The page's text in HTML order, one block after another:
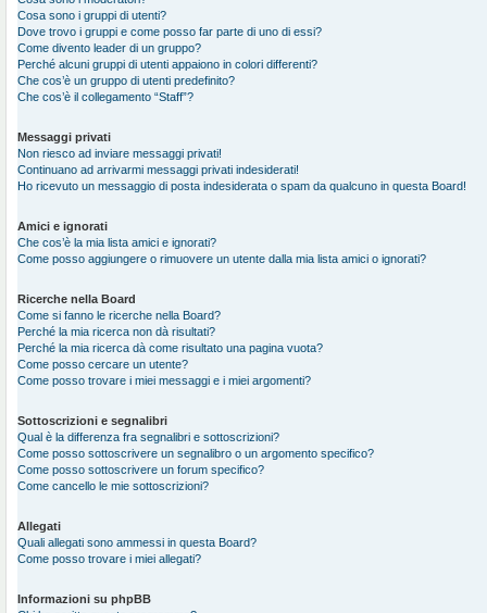
Cosa sono i gruppi di utenti?
Dove trovo i gruppi e come posso far parte di uno di essi?
Come divento leader di un gruppo?
Perché alcuni gruppi di utenti appaiono in colori differenti?
Che cos’è un gruppo di utenti predefinito?
Che cos’è il collegamento “Staff”?
Messaggi privati
Non riesco ad inviare messaggi privati!
Continuano ad arrivarmi messaggi privati indesiderati!
Ho ricevuto un messaggio di posta indesiderata o spam da qualcuno in questa Board!
Amici e ignorati
Che cos’è la mia lista amici e ignorati?
Come posso aggiungere o rimuovere un utente dalla mia lista amici o ignorati?
Ricerche nella Board
Come si fanno le ricerche nella Board?
Perché la mia ricerca non dà risultati?
Perché la mia ricerca dà come risultato una pagina vuota?
Come posso cercare un utente?
Come posso trovare i miei messaggi e i miei argomenti?
Sottoscrizioni e segnalibri
Qual è la differenza fra segnalibri e sottoscrizioni?
Come posso sottoscrivere un segnalibro o un argomento specifico?
Come posso sottoscrivere un forum specifico?
Come cancello le mie sottoscrizioni?
Allegati
Quali allegati sono ammessi in questa Board?
Come posso trovare i miei allegati?
Informazioni su phpBB